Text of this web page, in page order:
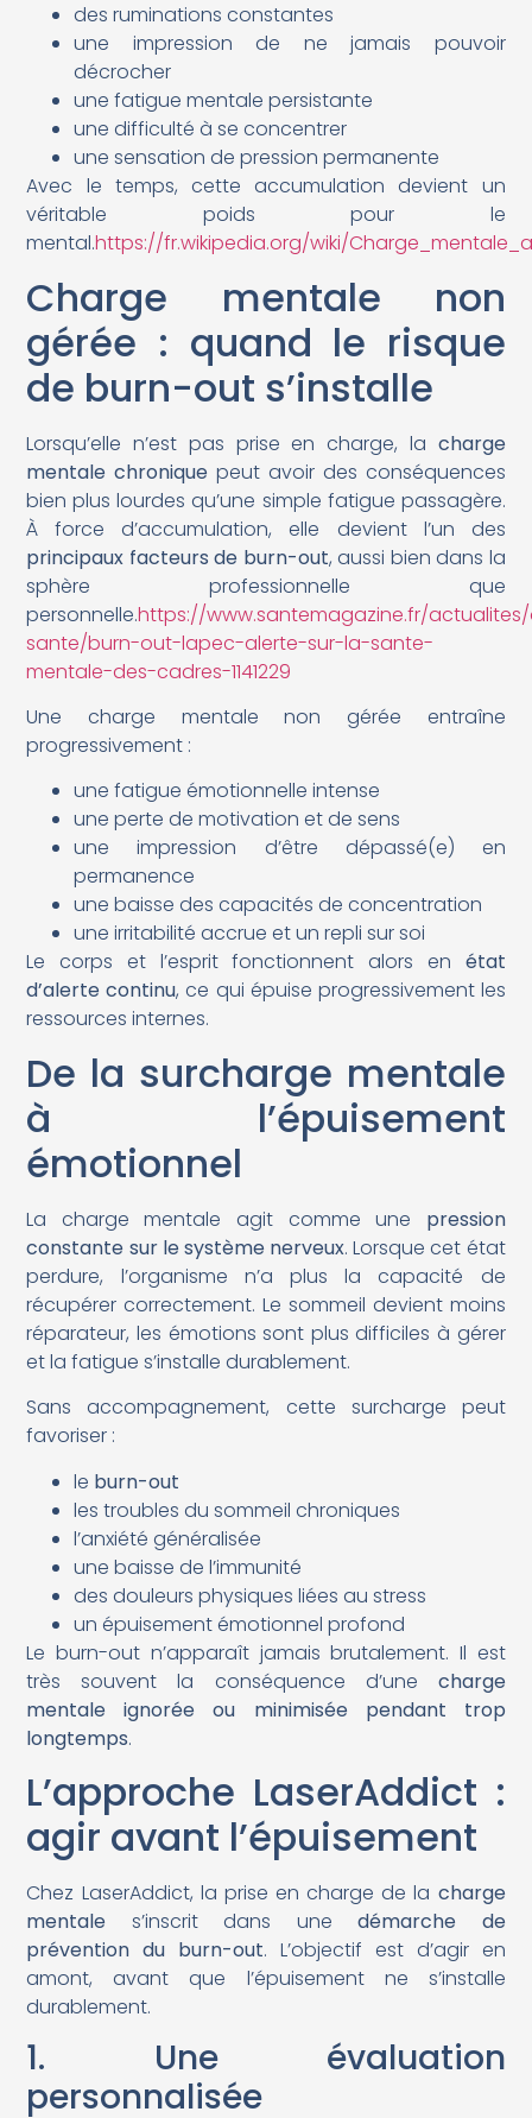
des ruminations constantes
une impression de ne jamais pouvoir
décrocher
une fatigue mentale persistante
une difficulté à se concentrer
une sensation de pression permanente
Avec le temps, cette accumulation devient un
véritable poids pour le
mental.https://fr.wikipedia.org/wiki/
Charge mentale non
gérée : quand le risque
de burn-out s’installe
Lorsqu’elle n’est pas prise en charge, la charge
mentale chronique peut avoir des conséquences
bien plus lourdes qu’une simple fatigue passagère.
À force d’accumulation, elle devient l’un des
principaux facteurs de burn-out, aussi bien dans la
sphère professionnelle que
personnelle.https://www.santemagazine.fr/
sante/burn-out-lapec-alerte-sur-la-sante-
mentale-des-cadres-1141229
Une charge mentale non gérée entraîne
progressivement :
une fatigue émotionnelle intense
une perte de motivation et de sens
une impression d’être dépassé(e) en
permanence
une baisse des capacités de concentration
une irritabilité accrue et un repli sur soi
Le corps et l’esprit fonctionnent alors en état
d’alerte continu, ce qui épuise progressivement les
ressources internes.
De la surcharge mentale
à l’épuisement
émotionnel
La charge mentale agit comme une pression
constante sur le système nerveux. Lorsque cet état
perdure, l’organisme n’a plus la capacité de
récupérer correctement. Le sommeil devient moins
réparateur, les émotions sont plus difficiles à gérer
et la fatigue s’installe durablement.
Sans accompagnement, cette surcharge peut
favoriser :
le burn-out
les troubles du sommeil chroniques
l’anxiété généralisée
une baisse de l’immunité
des douleurs physiques liées au stress
un épuisement émotionnel profond
Le burn-out n’apparaît jamais brutalement. Il est
très souvent la conséquence d’une charge
mentale ignorée ou minimisée pendant trop
longtemps.
L’approche LaserAddict :
agir avant l’épuisement
Chez LaserAddict, la prise en charge de la charge
mentale s’inscrit dans unedémarche de
prévention du burn-out. L’objectif est d’agir en
amont, avant que l’épuisement ne s’installe
durablement.
1. Une évaluation
personnalisée